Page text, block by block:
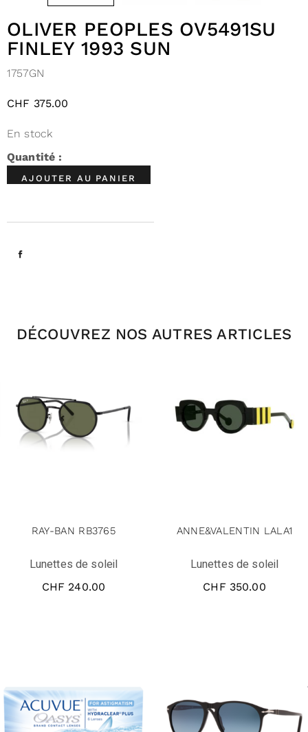
OLIVER PEOPLES OV5491SU
FINLEY 1993 SUN
1757GN
CHF 375.00
En stock
AJOUTER AU PANIER
DÉCOUVREZ NOS AUTRES ARTICLES
RAY-BAN RB3765
Lunettes de soleil
CHF 240.00
ANNE&VALENTIN LALA1
Lunettes de soleil
CHF 350.00